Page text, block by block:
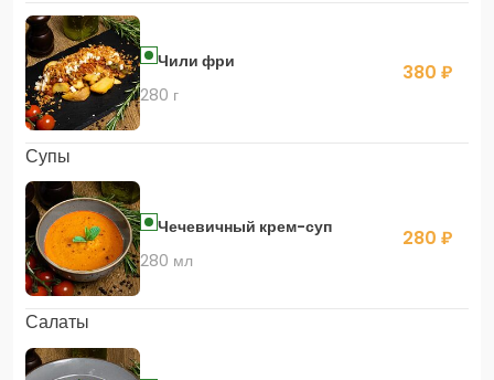
Чили фри
280 г
380 ₽
Супы
Чечевичный крем-суп
280 мл
280 ₽
Салаты